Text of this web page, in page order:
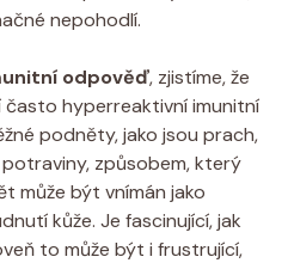
nepohodlí.
odpověď, zjistíme, že
často hyperreaktivní imunitní
podněty, jako jsou prach,
způsobem, který
může být vnímán jako
kůže. Je ⁤fascinující, jak
to ‍může být i frustrující,